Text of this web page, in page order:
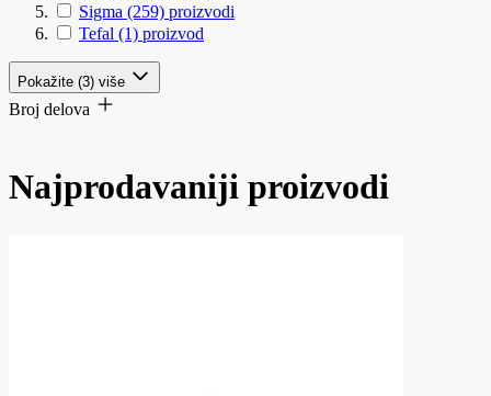
Sigma (259) proizvodi
Tefal (1) proizvod
Pokažite (3) više
Broj delova
Najprodavaniji proizvodi